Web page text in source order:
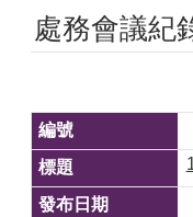
處務會議紀